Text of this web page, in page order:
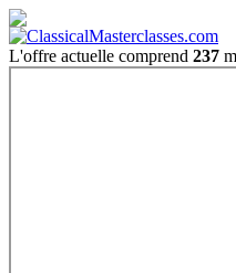
L'offre actuelle comprend 237